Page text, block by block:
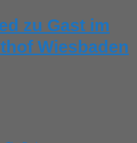
zu Gast im
Wiesbaden